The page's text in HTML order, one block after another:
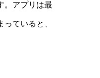
。アプリは最
ていると、